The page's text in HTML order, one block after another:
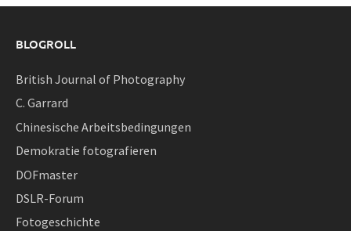
BLOGROLL
British Journal of Photography
C. Garrard
Chinesische Arbeitsbedingungen
Demokratie fotografieren
DOFmaster
DSLR-Forum
Fotogeschichte